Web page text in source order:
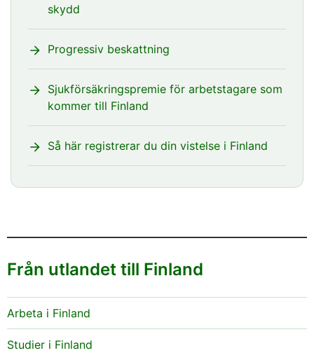
skydd
Progressiv beskattning
Sjukförsäkringspremie för arbetstagare som
kommer till Finland
Så här registrerar du din vistelse i Finland
Från utlandet till Finland
Arbeta i Finland
Studier i Finland